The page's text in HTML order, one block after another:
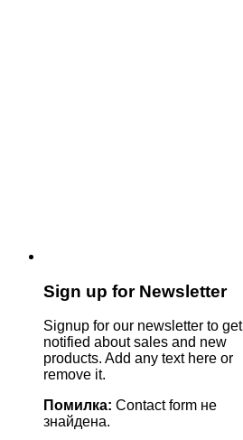
Sign up for Newsletter
Signup for our newsletter to get
notified about sales and new
products. Add any text here or
remove it.
Помилка: Contact form не
знайдена.